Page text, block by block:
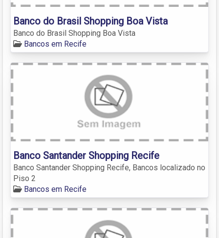
Banco do Brasil Shopping Boa Vista
Banco do Brasil Shopping Boa Vista
Bancos em Recife
Banco Santander Shopping Recife
Banco Santander Shopping Recife, Bancos localizado no
Piso 2
Bancos em Recife